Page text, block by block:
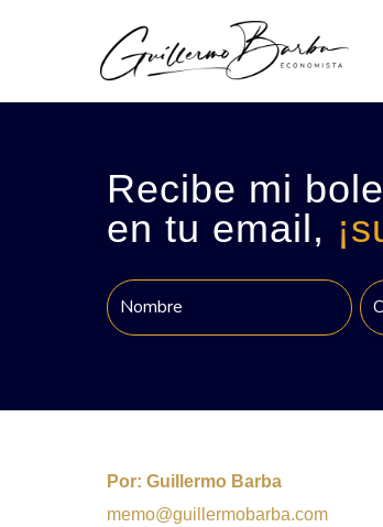
Recibe mi
en tu email,
Por: Guillermo Barba
memo@guillermobarba.com